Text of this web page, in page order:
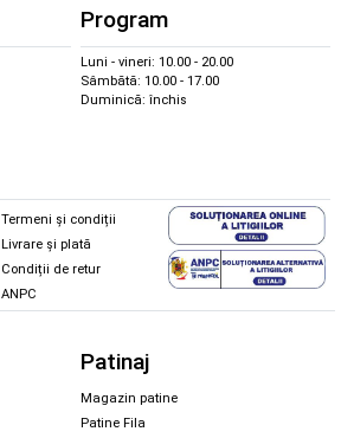
Program
Luni - vineri: 10.00 - 20.00
Sâmbătă: 10.00 - 17.00
Duminică: închis
Termeni și condiții
Livrare și plată
Condiții de retur
ANPC
Patinaj
Magazin patine
Patine Fila